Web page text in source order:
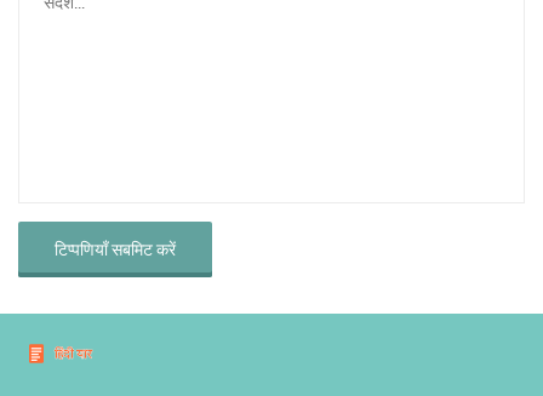
टिप्पणियाँ सबमिट करें